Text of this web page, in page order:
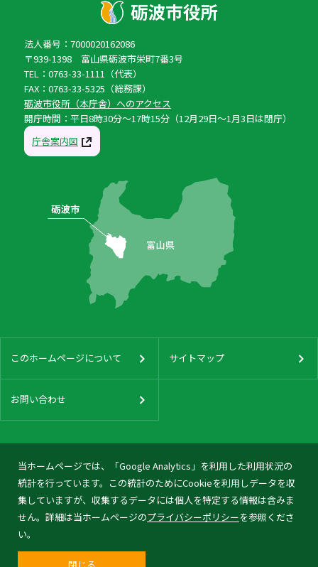
当ホームページでは、「Google Analytics」を利用した利用状況の
統計を行っています。この統計のためにCookieを利用しデータを収
集していますが、収集するデータには個人を特定する情報は含みま
せん。詳細は当ホームページのプライバシーポリシーを参照くださ
い。
法人番号：7000020162086
〒939-1398 富山県砺波市栄町7番3号
TEL：0763-33-1111（代表）
FAX：0763-33-5325（総務課）
砺波市役所（本庁舎）へのアクセス
開庁時間：平日8時30分〜17時15分（12月29日〜1月3日は閉庁）
庁舎案内図
このホームページについて サイトマップ
お問い合わせ